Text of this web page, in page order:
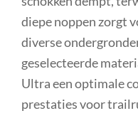
diepe noppen zorgt
diverse
geselecteerde
Ultra een optimale
prestaties voor